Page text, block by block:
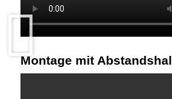
Montage mit